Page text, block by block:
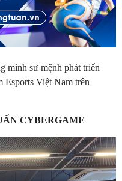
mình sư mệnh phát triển
Esports Việt Nam trên
CYBERGAME